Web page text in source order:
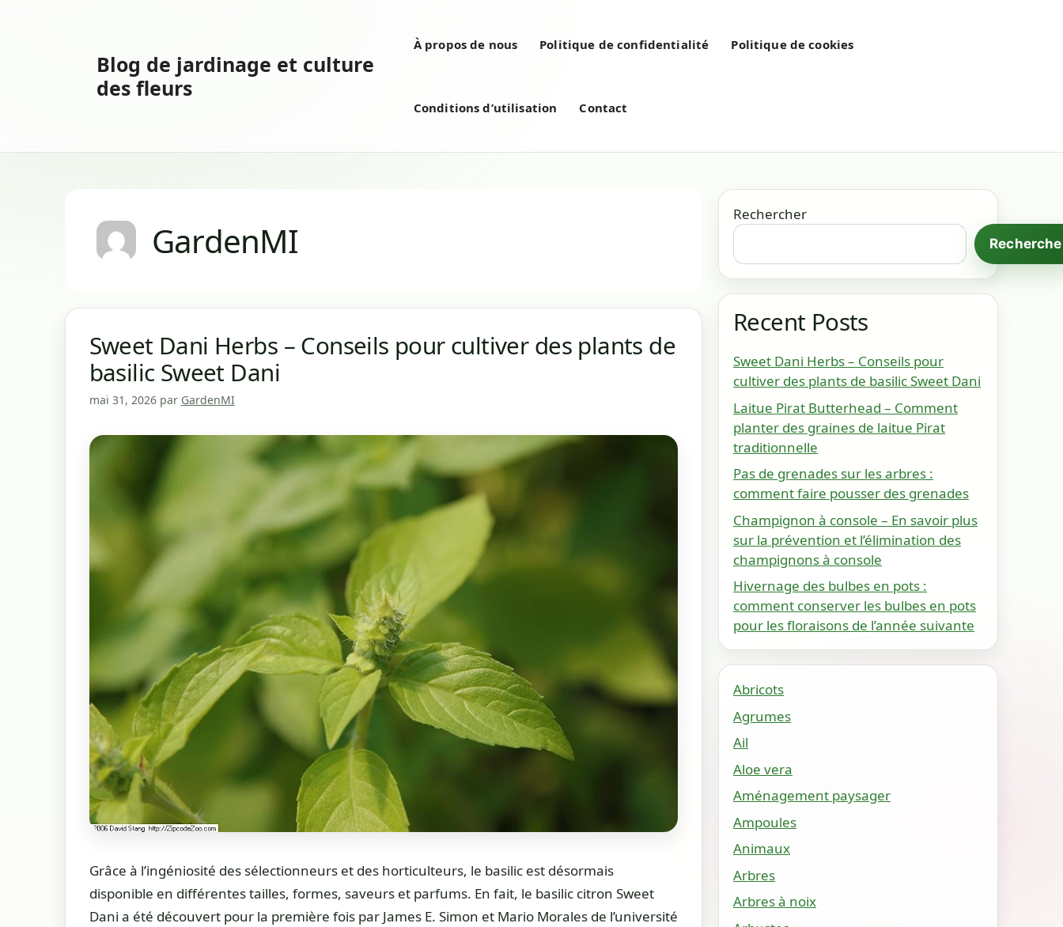
Blog de jardinage et culture
des fleurs
À propos de nous Politique de confidentialité Politique de cookies
Conditions d’utilisation Contact
GardenMI
Sweet Dani Herbs – Conseils pour cultiver des plants de
basilic Sweet Dani
mai 31, 2026 par GardenMI
Grâce à l’ingéniosité des sélectionneurs et des horticulteurs, le basilic est désormais
disponible en différentes tailles, formes, saveurs et parfums. En fait, le basilic citron Sweet
Dani a été découvert pour la première fois par James E. Simon et Mario Morales de l’université
Rechercher
Recent Posts
Sweet Dani Herbs – Conseils pour
cultiver des plants de basilic Sweet Dani
Laitue Pirat Butterhead – Comment
planter des graines de laitue Pirat
traditionnelle
Pas de grenades sur les arbres :
comment faire pousser des grenades
Champignon à console – En savoir plus
sur la prévention et l’élimination des
champignons à console
Hivernage des bulbes en pots :
comment conserver les bulbes en pots
pour les floraisons de l’année suivante
Abricots
Agrumes
Ail
Aloe vera
Aménagement paysager
Ampoules
Animaux
Arbres
Arbres à noix